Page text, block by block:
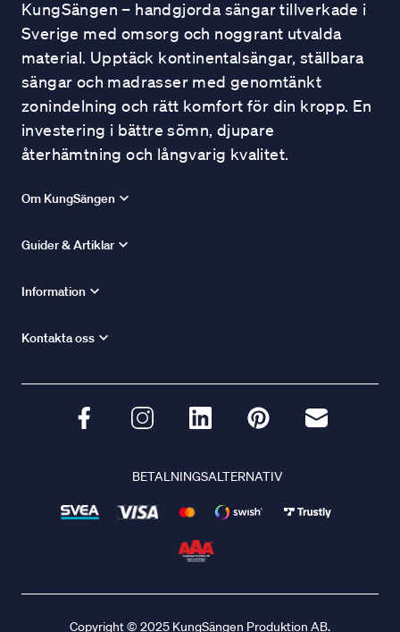
KungSängen – handgjorda sängar tillverkade i
Sverige med omsorg och noggrant utvalda
material. Upptäck kontinentalsängar, ställbara
sängar och madrasser med genomtänkt
zonindelning och rätt komfort för din kropp. En
investering i bättre sömn, djupare
återhämtning och långvarig kvalitet.
Om KungSängen
Guider & Artiklar
Information
Kontakta oss
BETALNINGSALTERNATIV
Copyright © 2025 KungSängen Produktion AB.